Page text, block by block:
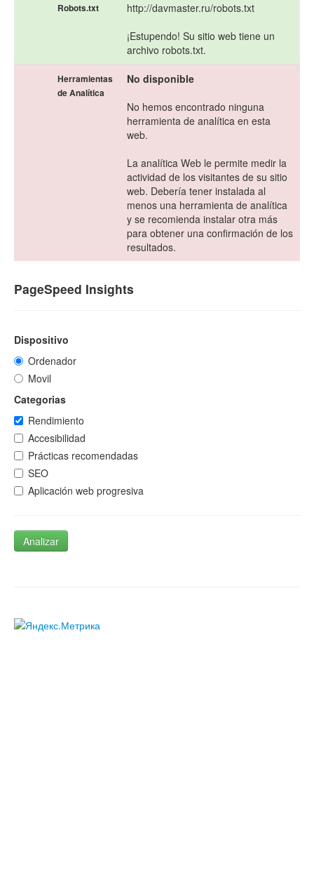
Robots.txt
http://davmaster.ru/robots.txt
¡Estupendo! Su sitio web tiene un
archivo robots.txt.
Herramientas
de Analítica
No disponible
No hemos encontrado ninguna
herramienta de analítica en esta
web.
La analítica Web le permite medir la
actividad de los visitantes de su sitio
web. Debería tener instalada al
menos una herramienta de analítica
y se recomienda instalar otra más
para obtener una confirmación de los
resultados.
PageSpeed Insights
Dispositivo
Ordenador
Movil
Categorias
Rendimiento
Accesibilidad
Prácticas recomendadas
SEO
Aplicación web progresiva
Analizar